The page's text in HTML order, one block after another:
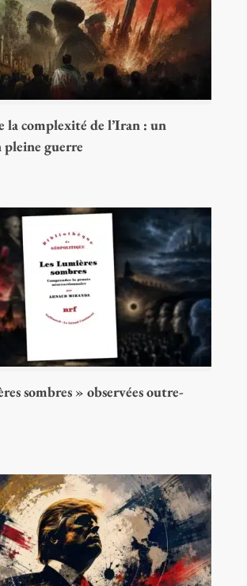
la complexité de l’Iran : un
guerre
sombres » observées outre-